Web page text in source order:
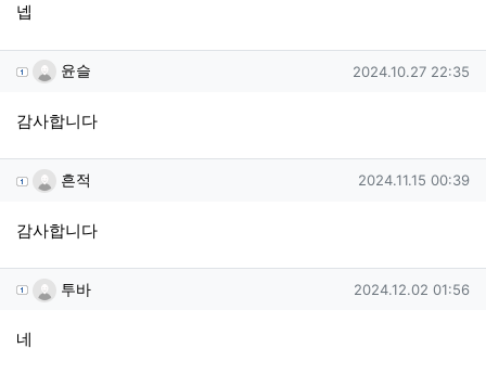
넵
윤슬님의 댓글
윤슬 작성일
2024.10.27 22:35
감사합니다
흔적님의 댓글
흔적 작성일
2024.11.15 00:39
감사합니다
투바님의 댓글
투바 작성일
2024.12.02 01:56
네